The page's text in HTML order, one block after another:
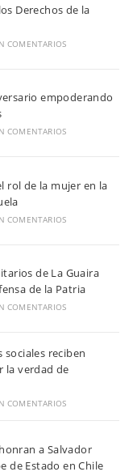
Derechos de la
COMENTARIOS
empoderando
COMENTARIOS
rol de la mujer en la
COMENTARIOS
de La Guaira
de la Patria
COMENTARIOS
reciben
la verdad de
COMENTARIOS
a Salvador
de Estado en Chile